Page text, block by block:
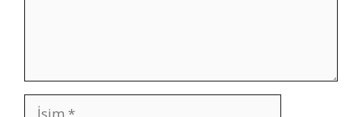
İsim